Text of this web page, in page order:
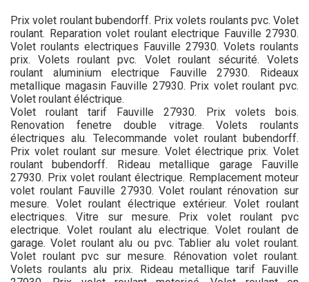
Prix volet roulant bubendorff. Prix volets roulants pvc. Volet
roulant. Reparation volet roulant electrique Fauville 27930.
Volet roulants electriques Fauville 27930. Volets roulants
prix. Volets roulant pvc. Volet roulant sécurité. Volets
roulant aluminium electrique Fauville 27930. Rideaux
metallique magasin Fauville 27930. Prix volet roulant pvc.
Volet roulant éléctrique.
Volet roulant tarif Fauville 27930. Prix volets bois.
Renovation fenetre double vitrage. Volets roulants
électriques alu. Telecommande volet roulant bubendorff.
Prix volet roulant sur mesure. Volet électrique prix. Volet
roulant bubendorff. Rideau metallique garage Fauville
27930. Prix volet roulant électrique. Remplacement moteur
volet roulant Fauville 27930. Volet roulant rénovation sur
mesure. Volet roulant électrique extérieur. Volet roulant
electriques. Vitre sur mesure. Prix volet roulant pvc
electrique. Volet roulant alu electrique. Volet roulant de
garage. Volet roulant alu ou pvc. Tablier alu volet roulant.
Volet roulant pvc sur mesure. Rénovation volet roulant.
Volets roulants alu prix. Rideau metallique tarif Fauville